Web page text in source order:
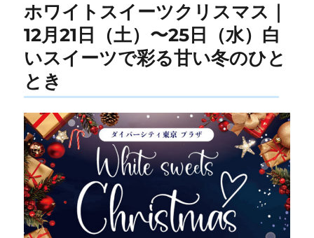
ホワイトスイーツクリスマス｜
12月21日（土）〜25日（水）白
いスイーツで彩る甘い冬のひと
とき